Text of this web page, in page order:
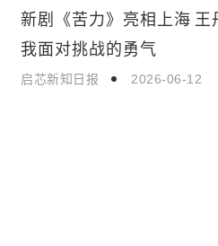
生活娱乐
新剧《苦力》亮相上海 王
我面对挑战的勇气
启芯新知日报 2026-06-12